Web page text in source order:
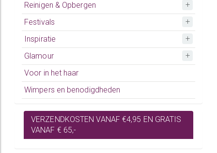
Reinigen & Opbergen
Festivals
Inspiratie
Glamour
Voor in het haar
Wimpers en benodigdheden
VERZENDKOSTEN VANAF €4,95 EN GRATIS
VANAF € 65,-